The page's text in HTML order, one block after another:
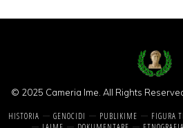
© 2025 Cameria Ime. All Rights
HISTORIA GENOCIDI PUBLIKIME FIGURA